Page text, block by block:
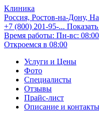
Клиника
Россия, Ростов-на-Дону,
+7 (800) 201-95-...
Время работы: Пн-вс:
Откроемся в 08:00
Услуги и Цены
Фото
Специалисты
Отзывы
Прайс-лист
Описание и контакты